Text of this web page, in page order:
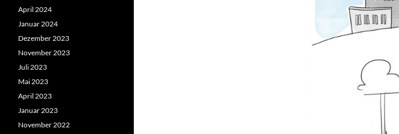
April 2024
Januar 2024
Dezember 2023
November 2023
Juli 2023
Mai 2023
April 2023
Januar 2023
November 2022